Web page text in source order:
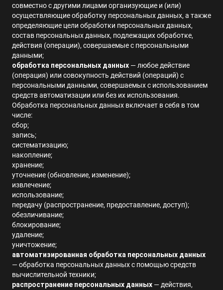
совместно с другими лицами организующие и (или)
осуществляющие обработку персональных данных, а также
определяющие цели обработки персональных данных,
состав персональных данных, подлежащих обработке,
действия (операции), совершаемые с персональными
данными;
обработка персональных данных — любое действие
(операция) или совокупность действий (операций) с
персональными данными, совершаемых с использованием
средств автоматизации или без их использования.
Обработка персональных данных включает в себя в том
числе:
сбор;
запись;
систематизацию;
накопление;
хранение;
уточнение (обновление, изменение);
извлечение;
использование;
передачу (распространение, предоставление, доступ);
обезличивание;
блокирование;
удаление;
уничтожение;
автоматизированная обработка персональных данных
— обработка персональных данных с помощью средств
вычислительной техники;
распространение персональных данных — действия,